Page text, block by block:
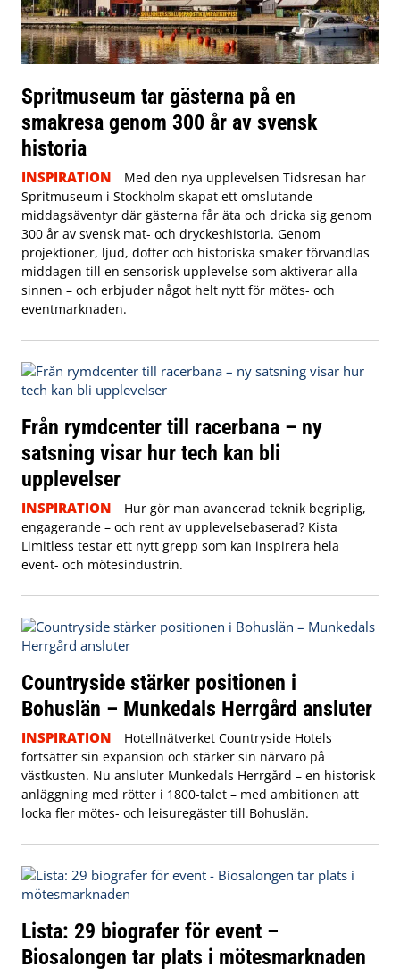
Spritmuseum tar gästerna på en
smakresa genom 300 år av svensk
historia
INSPIRATION
Med den nya upplevelsen Tidsresan har
Spritmuseum i Stockholm skapat ett omslutande
middagsäventyr där gästerna får äta och dricka sig genom
300 år av svensk mat- och dryckeshistoria. Genom
projektioner, ljud, dofter och historiska smaker förvandlas
middagen till en sensorisk upplevelse som aktiverar alla
sinnen – och erbjuder något helt nytt för mötes- och
eventmarknaden.
Från rymdcenter till racerbana – ny
satsning visar hur tech kan bli
upplevelser
INSPIRATION
Hur gör man avancerad teknik begriplig,
engagerande – och rent av upplevelsebaserad? Kista
Limitless testar ett nytt grepp som kan inspirera hela
event- och mötesindustrin.
Countryside stärker positionen i
Bohuslän – Munkedals Herrgård ansluter
INSPIRATION
Hotellnätverket Countryside Hotels
fortsätter sin expansion och stärker sin närvaro på
västkusten. Nu ansluter Munkedals Herrgård – en historisk
anläggning med rötter i 1800-talet – med ambitionen att
locka fler mötes- och leisuregäster till Bohuslän.
Lista: 29 biografer för event –
Biosalongen tar plats i mötesmarknaden